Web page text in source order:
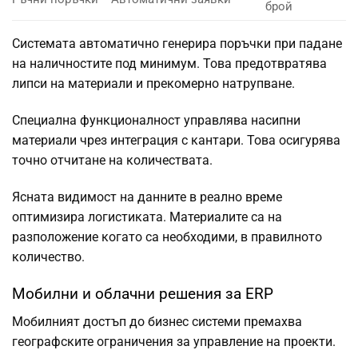
брой
Системата автоматично генерира поръчки при падане
на наличностите под минимум. Това предотвратява
липси на материали и прекомерно натрупване.
Специална функционалност управлява насипни
материали чрез интеграция с кантари. Това осигурява
точно отчитане на количествата.
Ясната видимост на данните в реално време
оптимизира логистиката. Материалите са на
разположение когато са необходими, в правилното
количество.
Мобилни и облачни решения за ERP
Мобилният достъп до бизнес системи премахва
географските ограничения за управление на проекти.